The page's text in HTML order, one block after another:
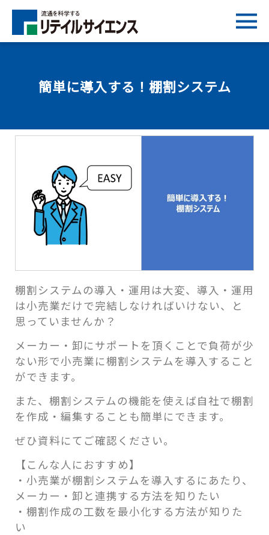
簡単に導入する！棚割システム
棚割システムの導入・運用は大変、導入・運用
は小売業だけで完結しなければいけない、と
思っていませんか？
メーカー・卸にサポートを頂くことで負荷が少
ない形で小売業に棚割システムを導入すること
ができます。
また、棚割システムの機能を使えば自社で棚割
を作成・編集することも簡単にできます。
ぜひ資料にてご確認ください。
【こんな人におすすめ】
・小売業が棚割システムを導入するにあたり、
メーカー・卸と連携する方法を知りたい
・棚割作成の工数を最小化する方法が知りた
い